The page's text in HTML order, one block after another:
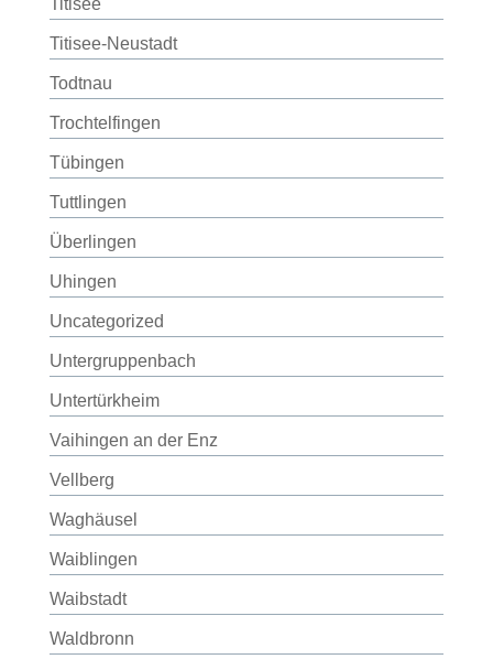
Titisee
Titisee-Neustadt
Todtnau
Trochtelfingen
Tübingen
Tuttlingen
Überlingen
Uhingen
Uncategorized
Untergruppenbach
Untertürkheim
Vaihingen an der Enz
Vellberg
Waghäusel
Waiblingen
Waibstadt
Waldbronn